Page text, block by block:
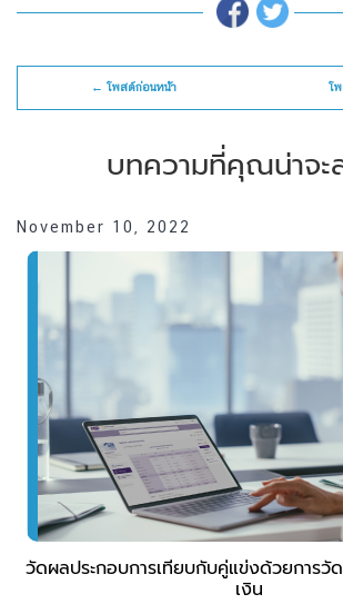
← โพสต์ก่อนหน้า โ
บทความที่คุณน่าจะ
November 10, 2022
วัดผลประกอบการเทียบกับคู่แข่งด้วยการวั
เงิน